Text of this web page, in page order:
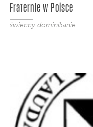
Fraternie w Polsce
świeccy dominikanie